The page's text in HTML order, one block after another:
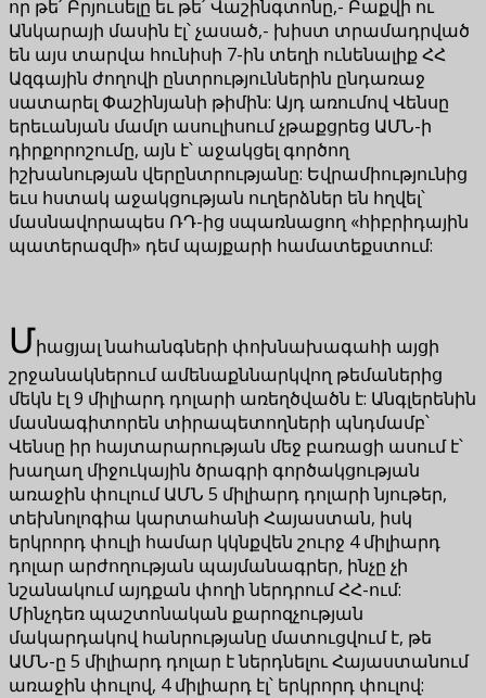
որ թե՛ Բրյուսելը եւ թե՛ Վաշինգտոնը,- Բաքվի ու
Անկարայի մասին էլ՝ չասած,- խիստ տրամադրված
են այս տարվա հունիսի 7-ին տեղի ունենալիք ՀՀ
Ազգային ժողովի ընտրություններին ընդառաջ
սատարել Փաշինյանի թիմին: Այդ առումով Վենսը
երեւանյան մամլո ասուլիսում չթաքցրեց ԱՄՆ-ի
դիրքորոշումը, այն է՝ աջակցել գործող
իշխանության վերընտրությանը: Եվրամիությունից
եւս հստակ աջակցության ուղերձներ են հղվել՝
մասնավորապես ՌԴ-ից սպառնացող «հիբրիդային
պատերազմի» դեմ պայքարի համատեքստում:
Միացյալ նահանգների փոխնախագահի այցի
շրջանակներում ամենաքննարկվող թեմաներից
մեկն էլ 9 միլիարդ դոլարի առեղծվածն է: Անգլերենին
մասնագիտորեն տիրապետողների պնդմամբ՝
Վենսը իր հայտարարության մեջ բառացի ասում է՝
խաղաղ միջուկային ծրագրի գործակցության
առաջին փուլում ԱՄՆ 5 միլիարդ դոլարի նյութեր,
տեխնոլոգիա կարտահանի Հայաստան, իսկ
երկրորդ փուլի համար կկնքվեն շուրջ 4 միլիարդ
դոլար արժողության պայմանագրեր, ինչը չի
նշանակում այդքան փողի ներդրում ՀՀ-ում:
Մինչդեռ պաշտոնական քարոզչության
մակարդակով հանրությանը մատուցվում է, թե
ԱՄՆ-ը 5 միլիարդ դոլար է ներդնելու Հայաստանում
առաջին փուլով, 4 միլիարդ էլ՝ երկրորդ փուլով: